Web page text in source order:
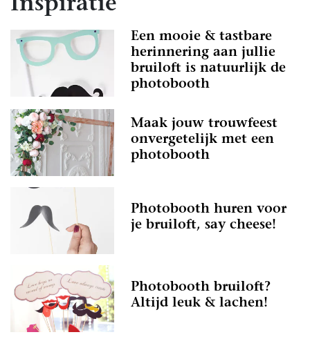
Inspiratie
Een mooie & tastbare
herinnering aan jullie
bruiloft is natuurlijk de
photobooth
Maak jouw trouwfeest
onvergetelijk met een
photobooth
Photobooth huren voor
je bruiloft, say cheese!
Photobooth bruiloft?
Altijd leuk & lachen!